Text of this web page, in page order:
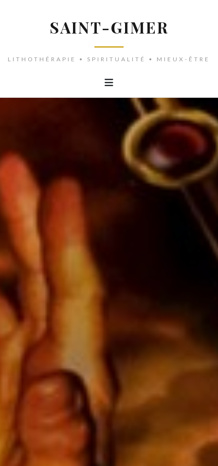
SAINT-GIMER
LITHOTHÉRAPIE • SPIRITUALITÉ • MIEUX-ÊTRE